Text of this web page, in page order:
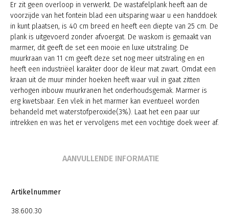
Er zit geen overloop in verwerkt. De wastafelplank heeft aan de
voorzijde van het fontein blad een uitsparing waar u een handdoek
in kunt plaatsen, is 40 cm breed en heeft een diepte van 25 cm. De
plank is uitgevoerd zonder afvoergat. De waskom is gemaakt van
marmer, dit geeft de set een mooie en luxe uitstraling. De
muurkraan van 11 cm geeft deze set nog meer uitstraling en en
heeft een industriëel karakter door de kleur mat zwart. Omdat een
kraan uit de muur minder hoeken heeft waar vuil in gaat zitten
verhogen inbouw muurkranen het onderhoudsgemak. Marmer is
erg kwetsbaar. Een vlek in het marmer kan eventueel worden
behandeld met waterstofperoxide(3%). Laat het een paar uur
intrekken en was het er vervolgens met een vochtige doek weer af.
AANVULLENDE INFORMATIE
Artikelnummer
38.600.30